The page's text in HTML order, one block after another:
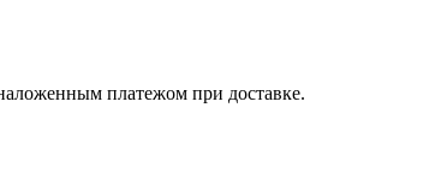
платежом при доставке.